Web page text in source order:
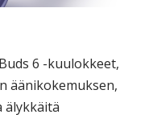
6 -kuulokkeet,
äänikokemuksen,
älykkäitä